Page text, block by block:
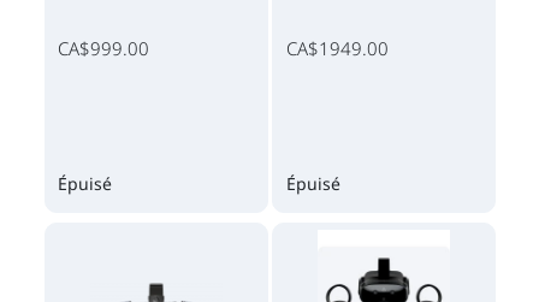
CA$999.00
Épuisé
CA$1949.00
Épuisé